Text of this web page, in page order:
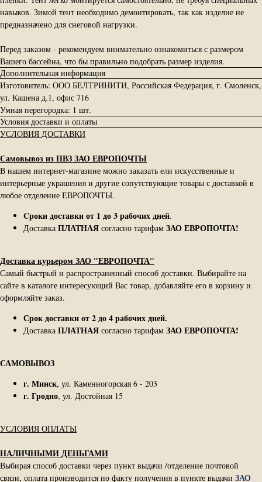
навыков. Зимой тент необходимо демонтировать, так как изделие не
предназначено для снеговой нагрузки.
Перед заказом - рекомендуем внимательно ознакомиться с размером
Вашего бассейна, что бы правильно подобрать размер изделия.
Дополнительная информация
Изготовитель: ООО БЕЛТРИНИТИ, Российская Федерация, г. Смоленск,
ул. Кашена д.1, офис 716
Умная перегородка: 1 шт.
Условия доставки и оплаты
УСЛОВИЯ ДОСТАВКИ
Самовывоз из ПВЗ ЗАО ЕВРОПОЧТЫ
В нашем интернет-магазине можно заказать ели искусственные и
интерьерные украшения и другие сопутствующие товары с доставкой в
любое отделение ЕВРОПОЧТЫ.
Cроки доставки от 1 до 3 рабочих дней.
Доставка ПЛАТНАЯ согласно тарифам ЗАО ЕВРОПОЧТА!
Доставка курьером ЗАО "ЕВРОПОЧТА"
Самый быстрый и распространенный способ доставки. Выбирайте на
сайте в каталоге интересующий Вас товар, добавляйте его в корзину и
оформляйте заказ.
Срок доставки от 2 до 4 рабочих дней.
Доставка ПЛАТНАЯ согласно тарифам ЗАО ЕВРОПОЧТА!
САМОВЫВОЗ
г. Минск, ул. Каменногорская 6 - 203
г. Гродно, ул. Достойная 15
УСЛОВИЯ ОПЛАТЫ
НАЛИЧНЫМИ ДЕНЬГАМИ
Выбирая способ доставки через пункт выдачи /отделение почтовой
связи, оплата производится по факту получения в пункте выдачи ЗАО